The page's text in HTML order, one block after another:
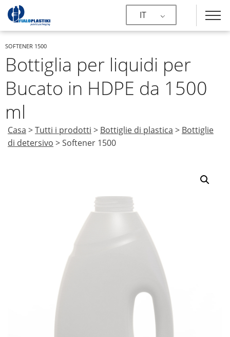
IT
SOFTENER 1500
Bottiglia per liquidi per
Bucato in HDPE da 1500
ml
Casa >Tutti i prodotti > Bottiglie di plastica > Bottiglie
di detersivo >Softener 1500